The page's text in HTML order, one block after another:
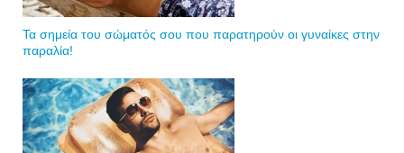
Τα σημεία του σώματός σου που παρατηρούν οι γυναίκες στην
παραλία!